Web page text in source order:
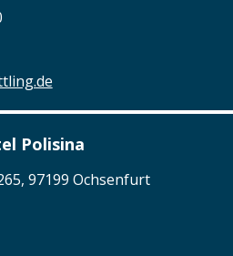
Polisina
97199 Ochsenfurt